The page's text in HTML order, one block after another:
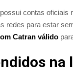
contas oficiais
redes para estar
Catran válido
na